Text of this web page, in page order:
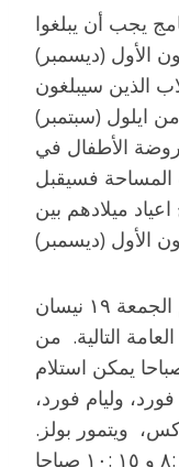
يجب أن يبلغوا
الأول (ديسمبر)
الذين سيبلغون
ايلول (سبتمبر)
لروضة الأطفال في
المساحة فسيقبل
ميلادهم بين
كل الطلبات متاحة للاستلام يوم الجمعة ١٩ نيسان
التالية. من
٠٠ :٩ الى الساعة ٠٠ :١١ صباحا يمكن استلام
وليام فورد،
ويتمور بولز.